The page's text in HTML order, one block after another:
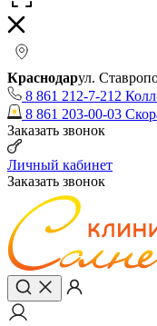
Краснодарул.
8 861 212-7-212
8 861 203-00-03
Заказать звонок
Личный кабинет
Заказать звонок